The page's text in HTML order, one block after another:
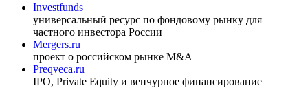
Investfunds
универсальный ресурс по фондовому рынку для
частного инвестора России
Mergers.ru
проект о российском рынке M&A
Preqveca.ru
IPO, Private Equity и венчурное финансирование